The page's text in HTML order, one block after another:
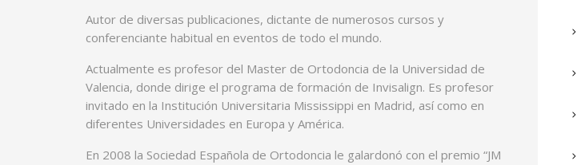
Autor de diversas publicaciones, dictante de numerosos cursos y
conferenciante habitual en eventos de todo el mundo.
Actualmente es profesor del Master de Ortodoncia de la Universidad de
Valencia, donde dirige el programa de formación de Invisalign. Es profesor
invitado en la Institución Universitaria Mississippi en Madrid, así como en
diferentes Universidades en Europa y América.
En 2008 la Sociedad Española de Ortodoncia le galardonó con el premio “JM